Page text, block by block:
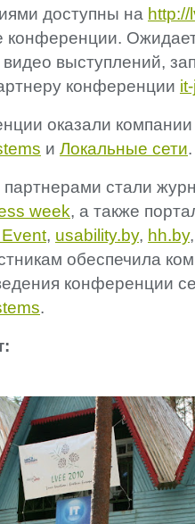
доступны на
выступлений,
конференции
оказали
и Локальные сети.
стали
week, а также
, usability.by, hh.by
обеспечила
конференции
.